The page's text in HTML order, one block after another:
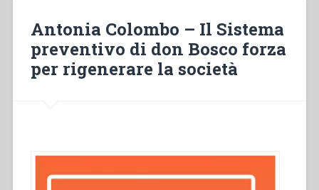
alle
nazioni
unite”
Antonia Colombo – Il Sistema
preventivo di don Bosco forza
per rigenerare la società